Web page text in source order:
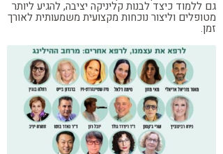
גם ללמוד כיצד לבנות קליניקה יציבה, להגיע ליותר
מטופלים וליצור נוכחות מקצועית משמעותית לאורך
זמן.